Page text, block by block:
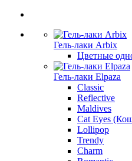
Гель-лаки Arbix
Цветные
Гель-лаки Elpaza
Classic
Reflective
Maldives
Cat Eyes
Lollipop
Trendy
Charm